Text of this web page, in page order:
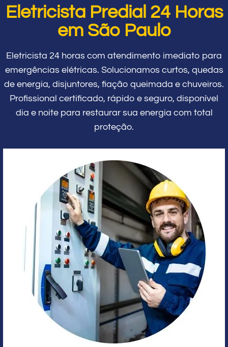
Eletricista Predial 24 Horas
em São Paulo
Eletricista 24 horas com atendimento imediato para
emergências elétricas. Solucionamos curtos, quedas
de energia, disjuntores, fiação queimada e chuveiros.
Profissional certificado, rápido e seguro, disponível
dia e noite para restaurar sua energia com total
proteção.